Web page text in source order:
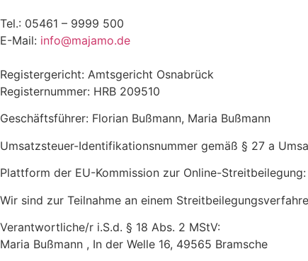
Tel.: 05461 – 9999 500
E-Mail: info@majamo.de
Registergericht: Amtsgericht Osnabrück
Registernummer: HRB 209510
Geschäftsführer: Florian Bußmann, Maria Bußmann
Umsatzsteuer-Identifikationsnummer gemäß § 27 a
Plattform der EU-Kommission zur Online-Streitbeilegung:
Wir sind zur Teilnahme an einem
Verantwortliche/r i.S.d. § 18 Abs. 2 MStV:
Maria Bußmann , In der Welle 16, 49565 Bramsche